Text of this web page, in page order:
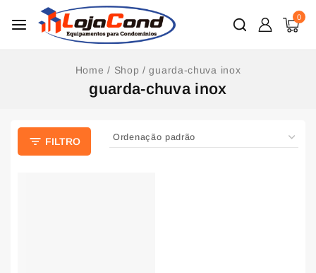
0
Home / Shop / guarda-chuva inox
guarda-chuva inox
FILTRO